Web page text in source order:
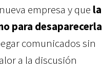
empresa y que la
para desaparecerla
comunicados sin
a la discusión